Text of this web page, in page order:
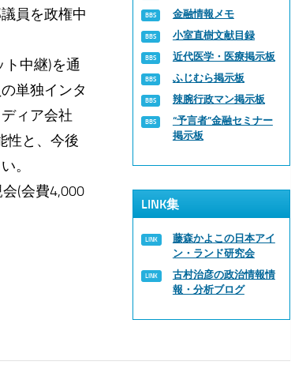
員を政権中
中継)を通
単独インタ
ィア会社
性と、今後
。
(会費4,000
金融情報メモ
小室直樹文献目録
近代医学・医療掲示板
ふじむら掲示板
辣腕行政マン掲示板
“予言者”金融セミナー
掲示板
LINK集
藤森かよこの日本アイ
ン・ランド研究会
古村治彦の政治情報情
報・分析ブログ